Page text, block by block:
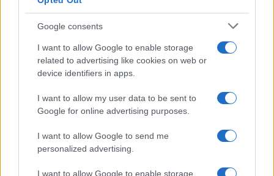
Google consents
I want to allow Google to enable storage
related to advertising like cookies on web or
device identifiers in apps.
I want to allow my user data to be sent to
Google for online advertising purposes.
I want to allow Google to send me
personalized advertising.
I want to allow Google to enable storage
E-mail cím
Feliratkozom a hírlevélre és elfogadom az
FELIRATKOZÁS